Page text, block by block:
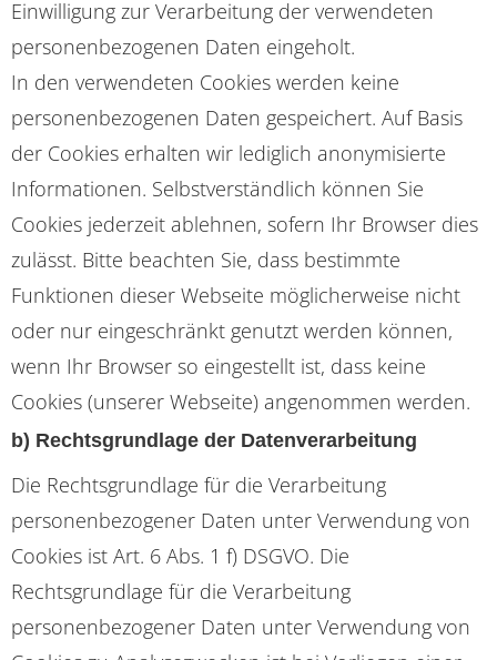
Einwilligung zur Verarbeitung der verwendeten
personenbezogenen Daten eingeholt.
In den verwendeten Cookies werden keine
personenbezogenen Daten gespeichert. Auf Basis
der Cookies erhalten wir lediglich anonymisierte
Informationen. Selbstverständlich können Sie
Cookies jederzeit ablehnen, sofern Ihr Browser dies
zulässt. Bitte beachten Sie, dass bestimmte
Funktionen dieser Webseite möglicherweise nicht
oder nur eingeschränkt genutzt werden können,
wenn Ihr Browser so eingestellt ist, dass keine
Cookies (unserer Webseite) angenommen werden.
b) Rechtsgrundlage der Datenverarbeitung
Die Rechtsgrundlage für die Verarbeitung
personenbezogener Daten unter Verwendung von
Cookies ist Art. 6 Abs. 1 f) DSGVO. Die
Rechtsgrundlage für die Verarbeitung
personenbezogener Daten unter Verwendung von